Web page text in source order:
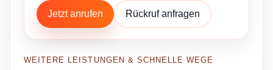
Jetzt anrufen Rückruf anfragen
WEITERE LEISTUNGEN & SCHNELLE WEGE